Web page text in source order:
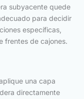
subyacente quede
para decidir
específicas,
frentes de cajones.
una capa
directamente